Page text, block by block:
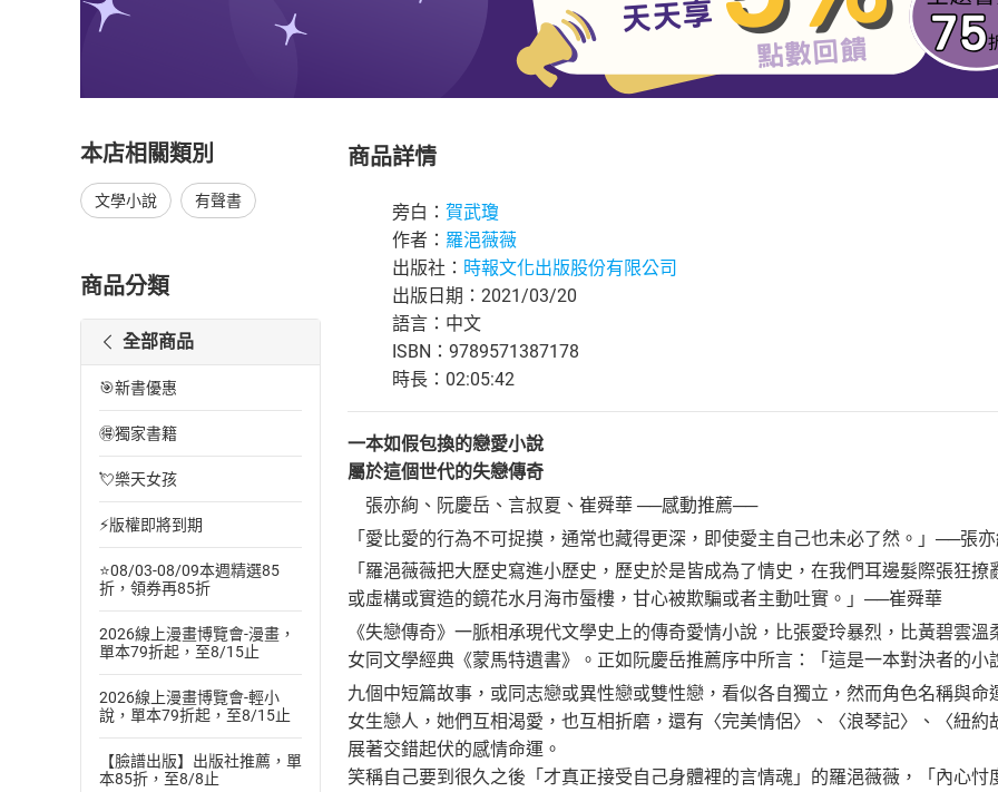
本店相關類別
文學小說 有聲書
商品分類
全部商品
🎯新書優惠
🉐獨家書籍
💘樂天女孩
⚡版權即將到期
⭐08/03-08/09本週精選85
折，領券再85折
2026線上漫畫博覽會-漫畫，
單本79折起，至8/15止
2026線上漫畫博覽會-輕小
說，單本79折起，至8/15止
【臉譜出版】出版社推薦，單
本85折，至8/8止
商品詳情
旁白： 賀武瓊
作者： 羅浥薇薇
出版社： 時報文化出版股份有限公司
出版日期：2021/03/20
語言：中文
ISBN：9789571387178
時長：02:05:42
一本如假包換的戀愛小說
屬於這個世代的失戀傳奇
張亦絢、阮慶岳、言叔夏、崔舜華 ──感動推薦──
「愛比愛的行為不可捉摸，通常也藏得更深，即使愛主自己也未必了然。」──張
「羅浥薇薇把大歷史寫進小歷史，歷史於是皆成為了情史，在我們耳邊髮際張狂
或虛構或實造的鏡花水月海市蜃樓，甘心被欺騙或者主動吐實。」──崔舜華
《失戀傳奇》一脈相承現代文學史上的傳奇愛情小說，比張愛玲暴烈，比黃碧雲
女同文學經典《蒙馬特遺書》。正如阮慶岳推薦序中所言：「這是一本對決者的
九個中短篇故事，或同志戀或異性戀或雙性戀，看似各自獨立，然而角色名稱與
女生戀人，她們互相渴愛，也互相折磨，還有〈完美情侶〉、〈浪琴記〉、〈紐
展著交錯起伏的感情命運。
笑稱自己要到很久之後「才真正接受自己身體裡的言情魂」的羅浥薇薇，「內心